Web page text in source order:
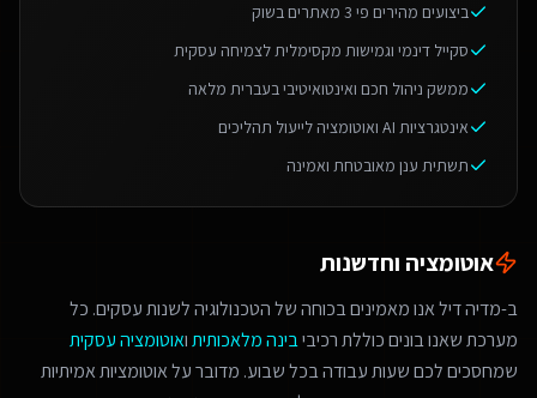
ביצועים מהירים פי 3 מאתרים בשוק
סקייל דינמי וגמישות מקסימלית לצמיחה עסקית
ממשק ניהול חכם ואינטואיטיבי בעברית מלאה
אינטגרציות AI ואוטומציה לייעול תהליכים
תשתית ענן מאובטחת ואמינה
אוטומציה וחדשנות
ב-מדיה דיל אנו מאמינים בכוחה של הטכנולוגיה לשנות עסקים. כל
מערכת שאנו בונים כוללת רכיביבינה מלאכותיתואוטומציה עסקית
שמחסכים לכם שעות עבודה בכל שבוע. מדובר על אוטומציות אמיתיות